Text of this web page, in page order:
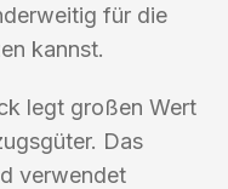
für die
kannst.
legt großen Wert
Das
verwendet